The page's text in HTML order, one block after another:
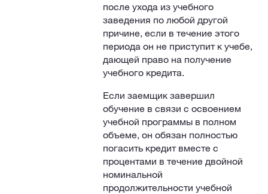
после ухода из учебного
заведения по любой другой
причине, если в течение этого
периода он не приступит к учебе,
дающей право на получение
учебного кредита.
Если заемщик завершил
обучение в связи с освоением
учебной программы в полном
объеме, он обязан полностью
погасить кредит вместе с
процентами в течение двойной
номинальной
продолжительности учебной